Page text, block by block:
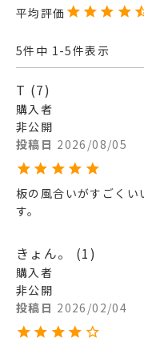
5件中 1 -5件表示
T 7
購入者
非公開
投稿日 2026/08/05
板の風合いがすごくい
す。
きょん。 1
購入者
非公開
投稿日 2026/02/04